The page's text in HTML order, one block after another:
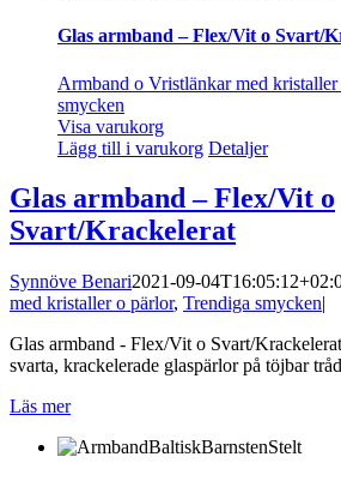
Glas armband – Flex/Vit o Svart/
Armband o Vristlänkar med kristaller
smycken
Visa varukorg
Lägg till i varukorg Detaljer
Glas armband – Flex/Vit o
Svart/Krackelerat
Synnöve Benari2021-09-
med kristaller o pärlor, Trendiga smycken|
Glas armband - Flex/Vit o Svart/
svarta, krackelerade glaspärlor på töjbar
Läs mer